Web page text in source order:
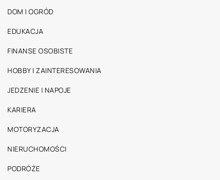
DOM I OGRÓD
EDUKACJA
FINANSE OSOBISTE
HOBBY I ZAINTERESOWANIA
JEDZENIE I NAPOJE
KARIERA
MOTORYZACJA
NIERUCHOMOŚCI
PODRÓŻE